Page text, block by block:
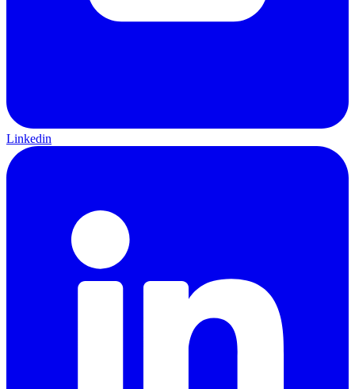
Linkedin